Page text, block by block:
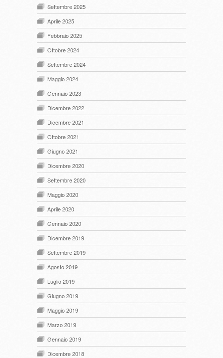
Settembre 2025
Aprile 2025
Febbraio 2025
Ottobre 2024
Settembre 2024
Maggio 2024
Gennaio 2023
Dicembre 2022
Dicembre 2021
Ottobre 2021
Giugno 2021
Dicembre 2020
Settembre 2020
Maggio 2020
Aprile 2020
Gennaio 2020
Dicembre 2019
Settembre 2019
Agosto 2019
Luglio 2019
Giugno 2019
Maggio 2019
Marzo 2019
Gennaio 2019
Dicembre 2018